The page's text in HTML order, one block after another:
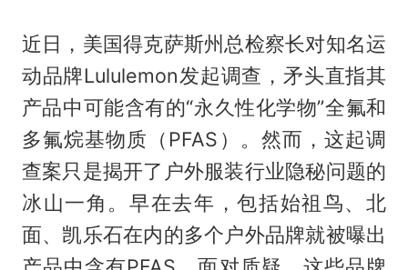
近日，美国得克萨斯州总检察长对知名运
动品牌Lululemon发起调查，矛头直指其
产品中可能含有的“永久性化学物”全氟和
多氟烷基物质（PFAS）。然而，这起调
查案只是揭开了户外服装行业隐秘问题的
冰山一角。早在去年，包括始祖鸟、北
面、凯乐石在内的多个户外品牌就被曝出